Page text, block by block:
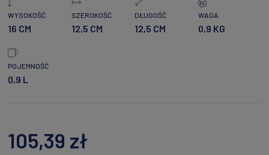
WYSOKOŚĆ
16 CM
SZEROKOŚĆ
12,5 CM
DŁUGOŚĆ
12,5 CM
WAGA
0,9 KG
POJEMNOŚĆ
0,9 L
105,39 zł